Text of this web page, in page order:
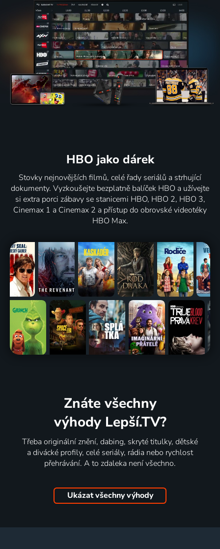
HBO jako dárek
Stovky nejnovějších filmů, celé řady seriálů a strhující
dokumenty. Vyzkoušejte bezplatně balíček HBO a užívejte
si extra porci zábavy se stanicemi HBO, HBO 2, HBO 3,
Cinemax 1 a Cinemax 2 a přístup do obrovské videotéky
HBO Max.
Znáte všechny
výhody Lepší.TV?
Třeba originální znění, dabing, skryté titulky, dětské
a divácké profily, celé seriály, rádia nebo rychlost
přehrávání. A to zdaleka není všechno.
Ukázat všechny výhody